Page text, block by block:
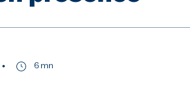
6 mn